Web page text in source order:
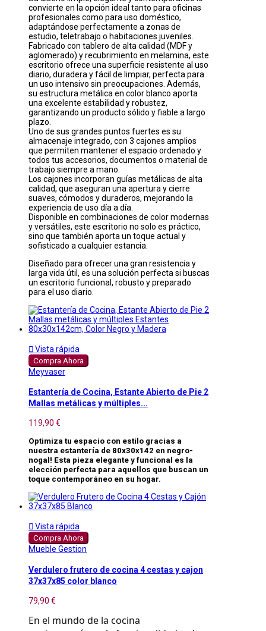
convierte en la opción ideal tanto para oficinas
profesionales como para uso doméstico,
adaptándose perfectamente a zonas de
estudio, teletrabajo o habitaciones juveniles.
Fabricado con tablero de alta calidad (MDF y
aglomerado) y recubrimiento en melamina, este
escritorio ofrece una superficie resistente al uso
diario, duradera y fácil de limpiar, perfecta para
un uso intensivo sin preocupaciones. Además,
su estructura metálica en color blanco aporta
una excelente estabilidad y robustez,
garantizando un producto sólido y fiable a largo
plazo.
Uno de sus grandes puntos fuertes es su
almacenaje integrado, con 3 cajones amplios
que permiten mantener el espacio ordenado y
todos tus accesorios, documentos o material de
trabajo siempre a mano.
Los cajones incorporan guías metálicas de alta
calidad, que aseguran una apertura y cierre
suaves, cómodos y duraderos, mejorando la
experiencia de uso día a día.
Disponible en combinaciones de color modernas
y versátiles, este escritorio no solo es práctico,
sino que también aporta un toque actual y
sofisticado a cualquier estancia.
Diseñado para ofrecer una gran resistencia y
larga vida útil, es una solución perfecta si buscas
un escritorio funcional, robusto y preparado
para el uso diario.
 Vista rápida
Compra Ahora
Meyvaser
Estantería de Cocina, Estante Abierto de Pie 2
Mallas metálicas y múltiples...
119,90 €
Optimiza tu espacio con estilo gracias a
nuestra estantería de 80x30x142 en negro-
nogal! Esta pieza elegante y funcional es la
elección perfecta para aquellos que buscan un
toque contemporáneo en su hogar.
 Vista rápida
Compra Ahora
Mueble Gestion
Verdulero frutero de cocina 4 cestas y cajon
37x37x85 color blanco
79,90 €
En el mundo de la cocina